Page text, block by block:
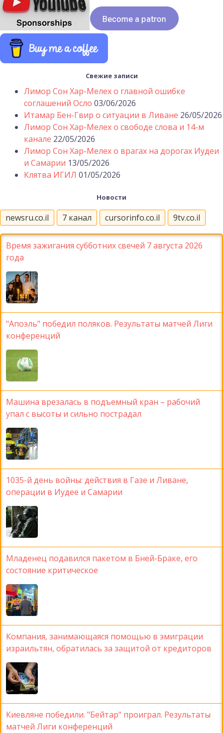
Свежие записи
Лимор Сон Хар-Мелех о главной ошибке
соглашений Осло 03/06/2026
Итамар Бен-Гвир о ситуации в Ливане 26/05/2026
Лимор Сон Хар-Мелех о свободе слова и 14-м
канале 22/05/2026
Лимор Сон Хар-Мелех о врагах на дорогах Иудеи
и Самарии 13/05/2026
Клятва ИГИЛ 01/05/2026
Новости
newsru.co.il 7 канал cursorinfo.co.il 9tv.co.il
Время зажигания субботних свечей 7 августа 2026
года
"Апоэль" победил поляков. Результаты матчей Лиги
конференций
Машина врезалась в подъемный кран – рабочий
упал с высоты и сильно пострадал
1035-й день войны: действия в Газе и Ливане,
операции в Иудее и Самарии
Младенец подавился пакетом в Бней-Браке, его
состояние критическое
Компания, занимающаяся помощью в эмиграции
израильтян, обратилась за защитой от кредиторов
Киевляне победили. "Бейтар" проиграл. Результаты
матчей Лиги конференций